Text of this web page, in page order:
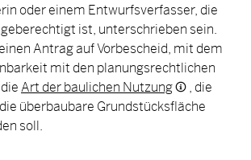
oder einem Entwurfsverfasser, die
ist, unterschrieben sein.
Antrag auf Vorbescheid, mit dem
mit den planungsrechtlichen
Art der baulichen Nutzung
, die
überbaubare Grundstücksfläche
soll.